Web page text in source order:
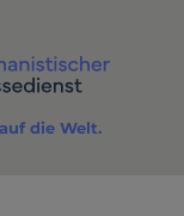
die Welt.